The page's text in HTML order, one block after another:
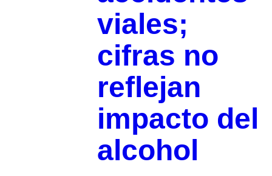
viales;
cifras no
reflejan
impacto del
alcohol